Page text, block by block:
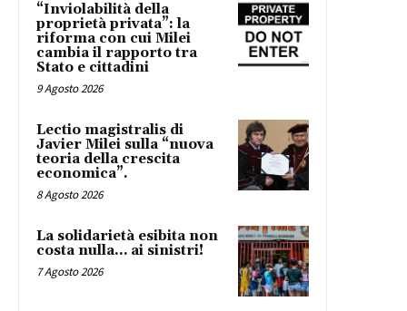
“Inviolabilità della
proprietà privata”: la
riforma con cui Milei
cambia il rapporto tra
Stato e cittadini
9 Agosto 2026
Lectio magistralis di
Javier Milei sulla “nuova
teoria della crescita
economica”.
8 Agosto 2026
La solidarietà esibita non
costa nulla… ai sinistri!
7 Agosto 2026